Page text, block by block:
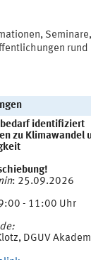
rund
identifiziert
zu Klimawandel
: 25.09.2026
- 11:00 Uhr
DGUV